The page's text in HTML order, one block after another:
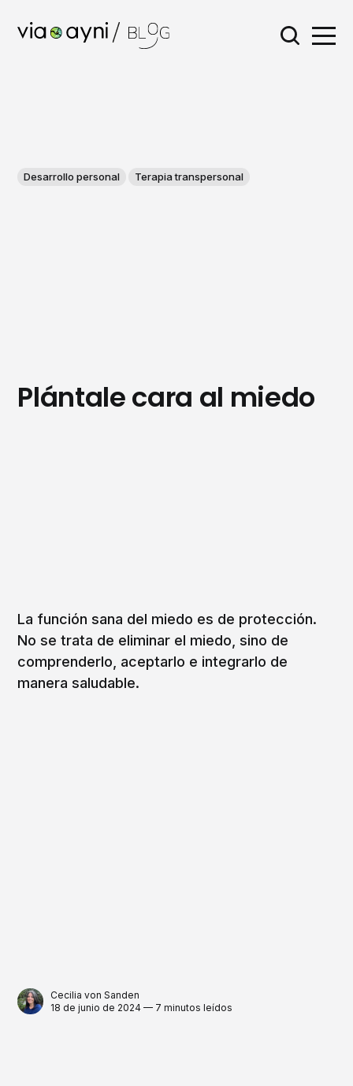
Desarrollo personal Terapia transpersonal
Plántale cara al miedo
La función sana del miedo es de protección.
No se trata de eliminar el miedo, sino de
comprenderlo, aceptarlo e integrarlo de
manera saludable.
Cecilia von Sanden
18 de junio de 2024 — 7 minutos leídos